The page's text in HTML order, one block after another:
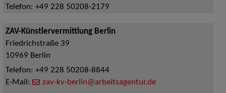
Telefon: +49 228 50208-2179
ZAV-Künstlervermittlung Berlin
Friedrichstraße 39
10969 Berlin
Telefon: +49 228 50208-8844
E-Mail:
zav-kv-berlin@arbeitsagentur.de